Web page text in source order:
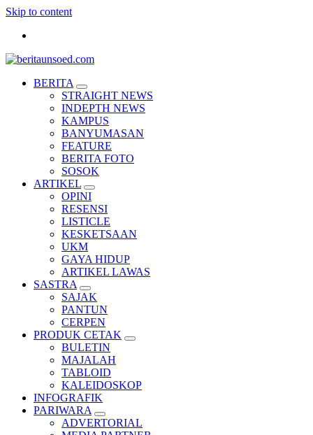
Skip to content
Pemandu Wawasan Almamater
BERITA
STRAIGHT NEWS
INDEPTH NEWS
KAMPUS
BANYUMASAN
FEATURE
BERITA FOTO
SOSOK
ARTIKEL
OPINI
RESENSI
LISTICLE
KESKETSAAN
UKM
GAYA HIDUP
ARTIKEL LAWAS
SASTRA
SAJAK
PANTUN
CERPEN
PRODUK CETAK
BULETIN
MAJALAH
TABLOID
KALEIDOSKOP
INFOGRAFIK
PARIWARA
ADVERTORIAL